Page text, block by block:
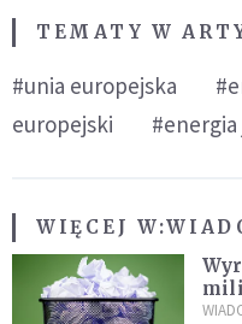
TEMATY W
#unia europejska
europejski
WIĘCEJ W: